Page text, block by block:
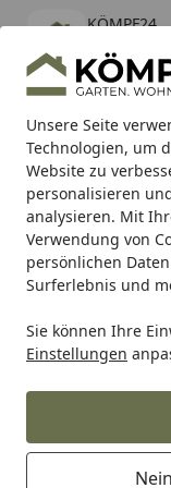
Unsere Seite
Technologien, um
Website zu
personalisieren
analysieren. Mit
Verwendung von
persönlichen
Surferlebnis und
Sie können Ihre
Einstellungen
KÖMPF24
kostenlos - Im
Alle Produkte
Mein Konto
Suchen
Karibu Pools
Startseite
Auto & Zweirad